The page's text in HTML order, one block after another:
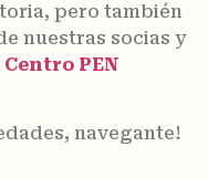
pero también
nuestras socias y
Centro PEN
navegante!